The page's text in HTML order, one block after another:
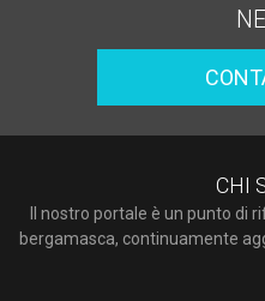
CHI
Il nostro portale è un punto di
bergamasca, continuamente